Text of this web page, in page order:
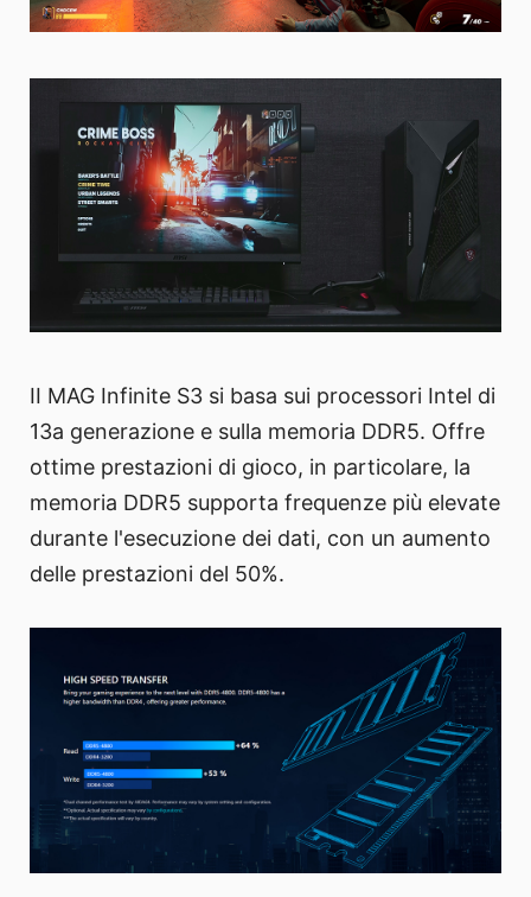
II MAG Infinite S3 si basa sui processori Intel di
13a generazione e sulla memoria DDR5. Offre
ottime prestazioni di gioco, in particolare, la
memoria DDR5 supporta frequenze più elevate
durante l'esecuzione dei dati, con un aumento
delle prestazioni del 50%.